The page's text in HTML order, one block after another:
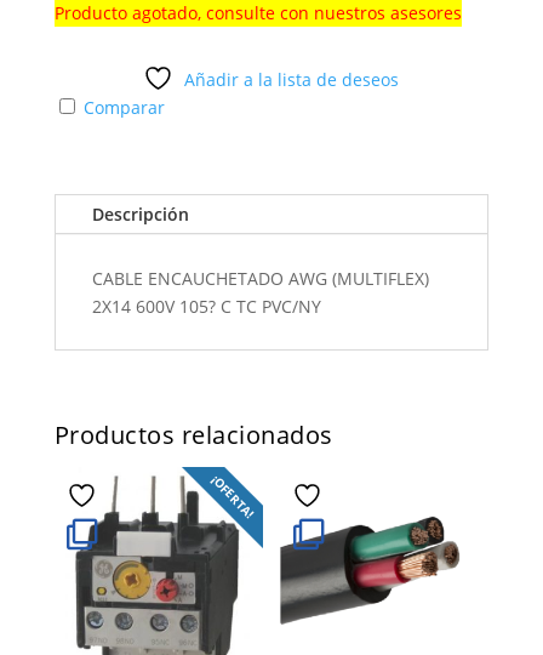
Producto agotado, consulte con nuestros asesores
Añadir a la lista de deseos
Comparar
Descripción
CABLE ENCAUCHETADO AWG (MULTIFLEX)
2X14 600V 105? C TC PVC/NY
Productos relacionados
¡OFERTA!